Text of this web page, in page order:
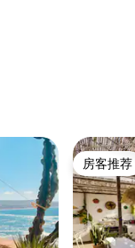
房客推荐
房客推荐